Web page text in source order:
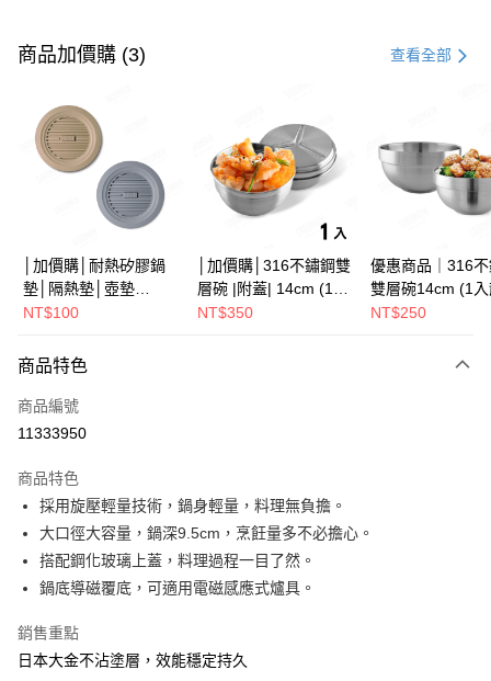
信用卡一次付款
Apple Pay
街口支付
Google Pay
全盈+PAY
※ 下單後（不含訂購當天），現貨商品將於１－３個工作天寄出，
每筆NT$85，滿NT$1,299(含以上)免運費
海外中華郵政配送
商品加價購 (3) 查看全部
│加價購│耐熱矽膠鍋
墊│隔熱墊│壺墊
NT$100
│加價購│316不鏽鋼雙
層碗 |附蓋| 14cm (1入
散裝) SG0141
NT$350
優惠商品｜316
雙層碗14cm (1
SG0140
NT$250
商品特色
商品編號
11333950
商品特色
採用旋壓輕量技術，鍋身輕量，料理無負擔。
大口徑大容量，鍋深9.5cm，烹飪量多不必擔心。
搭配鋼化玻璃上蓋，料理過程一目了然。
鍋底導磁覆底，可適用電磁感應式爐具。
銷售重點
日本大金不沾塗層，效能穩定持久